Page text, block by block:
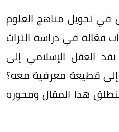
تحويل مناهج العلوم
فعّالة في دراسة التراث
العقل الإسلامي إلى
إلى قطيعة معرفية معه؟
هذا المقال ومحوره